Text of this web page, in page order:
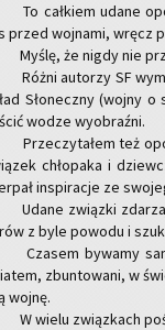
To cał­kiem udane
przed woj­na­mi, wręcz
Myślę, że nigdy nie
Różni au­to­rzy SF
Sło­necz­ny (wojny
wodze wy­obraź­ni.
Prze­czy­ta­łem też
chło­pa­ka i
in­spi­ra­cje ze
Udane związ­ki
z byle po­wo­du i
Cza­sem by­wa­my
zbun­to­wa­ni, w
wojnę.
W wielu związ­kach